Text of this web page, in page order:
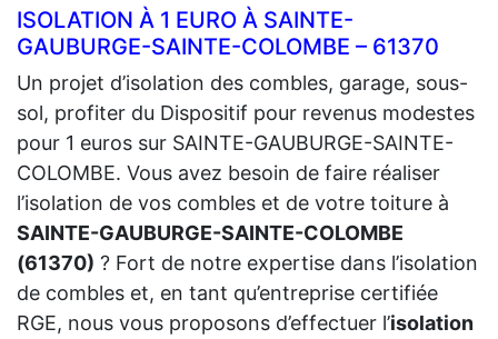
ISOLATION À 1 EURO À SAINTE-
GAUBURGE-SAINTE-COLOMBE – 61370
Un projet d’isolation des combles, garage, sous-
sol, profiter du Dispositif pour revenus modestes
pour 1 euros sur SAINTE-GAUBURGE-SAINTE-
COLOMBE. Vous avez besoin de faire réaliser
l’isolation de vos combles et de votre toiture à
SAINTE-GAUBURGE-SAINTE-COLOMBE
(61370) ? Fort de notre expertise dans l’isolation
de combles et, en tant qu’entreprise certifiée
RGE, nous vous proposons d’effectuer l’isolation